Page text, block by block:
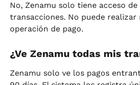
No, Zenamu solo tiene acceso
transacciones. No puede realizar
operación de pago.
¿Ve Zenamu todas mis
Zenamu solo ve los pagos